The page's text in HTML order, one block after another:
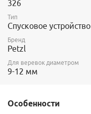
326
Тип
Спусковое устройство
Бренд
Petzl
Для веревок диаметром
9-12 мм
Особенности